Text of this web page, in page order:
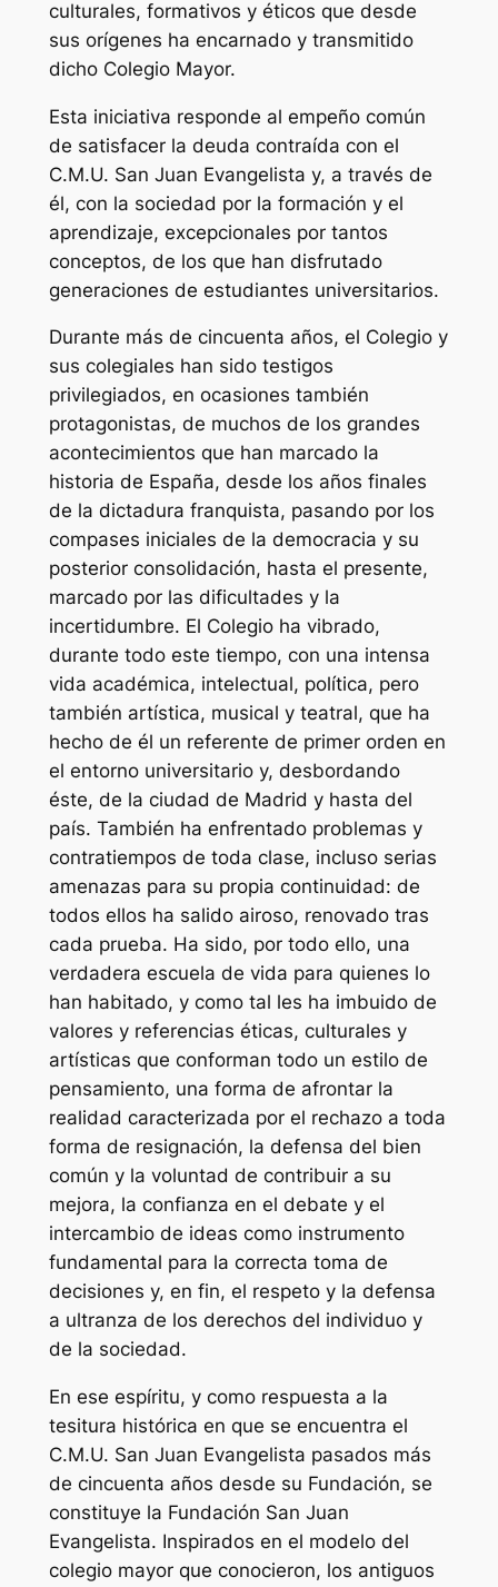
culturales, formativos y éticos que desde
sus orígenes ha encarnado y transmitido
dicho Colegio Mayor.
Esta iniciativa responde al empeño común
de satisfacer la deuda contraída con el
C.M.U. San Juan Evangelista y, a través de
él, con la sociedad por la formación y el
aprendizaje, excepcionales por tantos
conceptos, de los que han disfrutado
generaciones de estudiantes universitarios.
Durante más de cincuenta años, el Colegio y
sus colegiales han sido testigos
privilegiados, en ocasiones también
protagonistas, de muchos de los grandes
acontecimientos que han marcado la
historia de España, desde los años finales
de la dictadura franquista, pasando por los
compases iniciales de la democracia y su
posterior consolidación, hasta el presente,
marcado por las dificultades y la
incertidumbre. El Colegio ha vibrado,
durante todo este tiempo, con una intensa
vida académica, intelectual, política, pero
también artística, musical y teatral, que ha
hecho de él un referente de primer orden en
el entorno universitario y, desbordando
éste, de la ciudad de Madrid y hasta del
país. También ha enfrentado problemas y
contratiempos de toda clase, incluso serias
amenazas para su propia continuidad: de
todos ellos ha salido airoso, renovado tras
cada prueba. Ha sido, por todo ello, una
verdadera escuela de vida para quienes lo
han habitado, y como tal les ha imbuido de
valores y referencias éticas, culturales y
artísticas que conforman todo un estilo de
pensamiento, una forma de afrontar la
realidad caracterizada por el rechazo a toda
forma de resignación, la defensa del bien
común y la voluntad de contribuir a su
mejora, la confianza en el debate y el
intercambio de ideas como instrumento
fundamental para la correcta toma de
decisiones y, en fin, el respeto y la defensa
a ultranza de los derechos del individuo y
de la sociedad.
En ese espíritu, y como respuesta a la
tesitura histórica en que se encuentra el
C.M.U. San Juan Evangelista pasados más
de cincuenta años desde su Fundación, se
constituye la Fundación San Juan
Evangelista. Inspirados en el modelo del
colegio mayor que conocieron, los antiguos